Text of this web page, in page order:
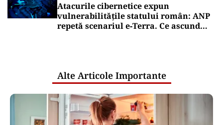
Atacurile cibernetice expun
vulnerabilitățile statului român: ANP
repetă scenariul e‑Terra. Ce ascund
Alte Articole Importante